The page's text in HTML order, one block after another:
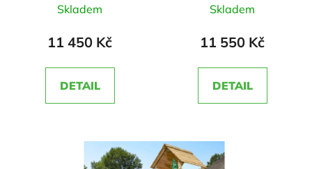
hodnocení
produktu
5,0
z
Skladem
11 450 Kč
DETAIL
hodnocení
produktu
5,0
z
Skladem
11 550 Kč
DETAIL